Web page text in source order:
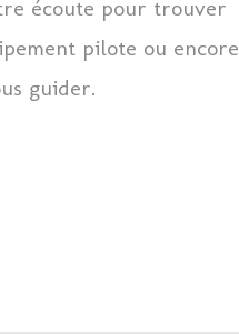
écoute pour trouver
pilote ou encore
guider.